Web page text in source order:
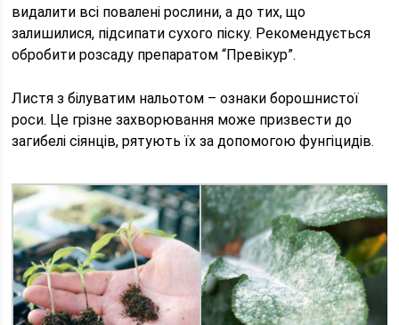
видалити всі повалені рослини, а до тих, що
залишилися, підсипати сухого піску. Рекомендується
обробити розсаду препаратом “Превікур”.
Листя з білуватим нальотом – ознаки борошнистої
роси. Це грізне захворювання може призвести до
загибелі сіянців, рятують їх за допомогою фунгіцидів.